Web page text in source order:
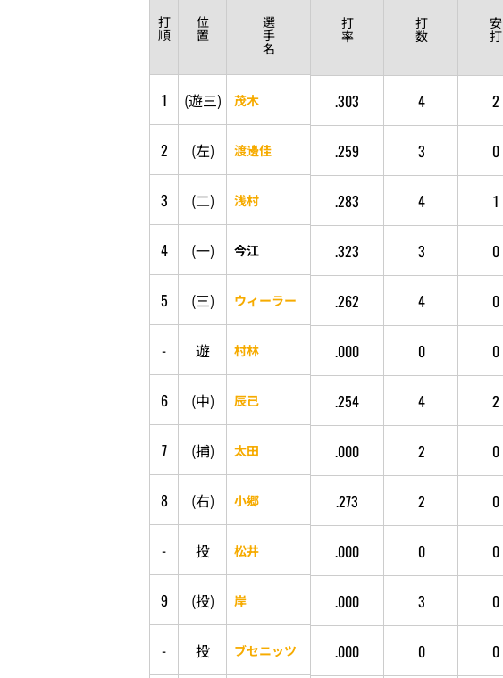
打
順
位
置
選
手
名
打
率
打
数
安
打
1 (遊三) 茂木 .303 4 2
2 (左) 渡邊佳 .259 3 0
3 (二) 浅村 .283 4 1
4 (一) 今江 .323 3 0
5 (三) ウィーラー .262 4 0
- 遊 村林 .000 0 0
6 (中) 辰己 .254 4 2
7 (捕) 太田 .000 2 0
8 (右) 小郷 .273 2 0
- 投 松井 .000 0 0
9 (投) 岸 .000 3 0
- 投 ブセニッツ .000 0 0